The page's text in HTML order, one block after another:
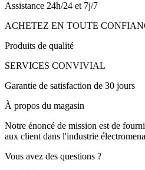
Assistance 24h/24 et 7j/7
ACHETEZ EN TOUTE
Produits de qualité
SERVICES CONVIVIAL
Garantie de satisfaction de 30 jours
À propos du magasin
Notre énoncé de mission est de
aux client dans l'industrie
Vous avez des questions ?